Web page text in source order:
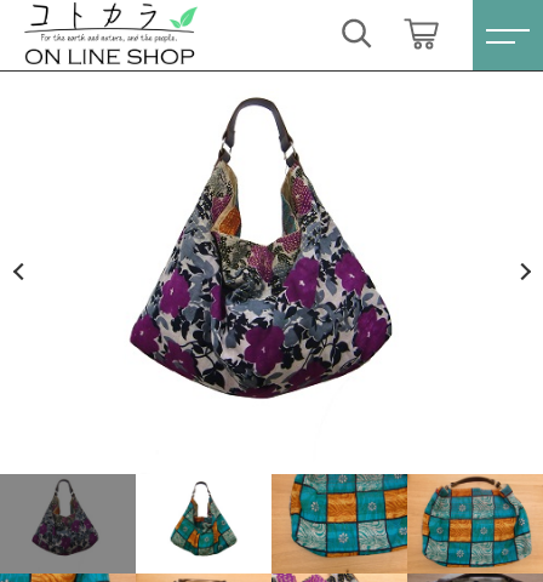
カートに商品を追加しました
リサイクルサリー ワンハンドルショルダーバッグ
［グリーン×パープル］ （People Tree）
6,490円（税込）
ショッピングを続ける
カートを確認する
ログイン / 会員登録
すべての商品
スキンケア・石鹸
洗剤・食器用石鹸
タオル/ハンカチ
すべて
スキンケア・石鹸
HINOKI（土佐ヒノキ）シリーズ
サステナブル歯ブラシ・歯磨き粉
タオル/ハンカチ
国産［奥会津］かごバッグ
キーワード検索
こだわり検索
価格帯